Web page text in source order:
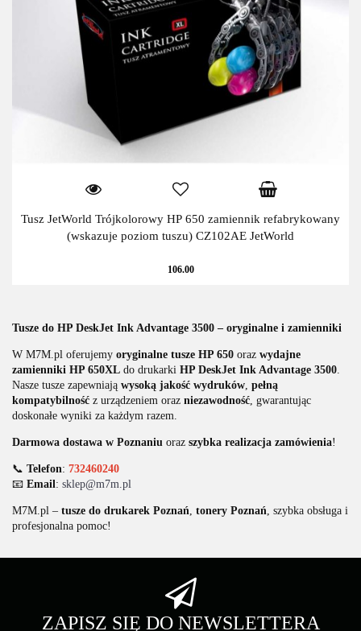
Tusz JetWorld Trójkolorowy HP 650 zamiennik refabrykowany
(wskazuje poziom tuszu) CZ102AE JetWorld
106.00
Tusze do HP DeskJet Ink Advantage 3500 – oryginalne i zamienniki
W M7M.pl oferujemy oryginalne tusze HP 650 oraz wydajne
zamienniki HP 650XL do drukarki HP DeskJet Ink Advantage 3500.
Nasze tusze zapewniają wysoką jakość wydruków, pełną
kompatybilność z urządzeniem oraz niezawodność, gwarantując
doskonałe wyniki za każdym razem.
Darmowa dostawa w Poznaniu oraz szybka realizacja zamówienia!
📞 Telefon: 732460240
📧 Email: sklep@m7m.pl
M7M.pl – tusze do drukarek Poznań, tonery Poznań, szybka obsługa i
profesjonalna pomoc!
ZAPISZ SIĘ DO NEWSLETTERA